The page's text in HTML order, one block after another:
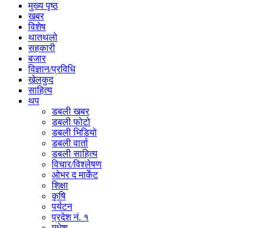
मुख्य पृष्ठ
खबर
विशेष
थातथलो
सहकारी
बजार
विज्ञान/प्रविधि
खेलकुद
साहित्य
थप
डबली खबर
डबली फोटो
डबली भिडियो
डबली वार्ता
डबली साहित्य
विचार/विश्‍लेषण
ओभर द मार्केट
शिक्षा
कृषि
पर्यटन
प्रदेश नं. १